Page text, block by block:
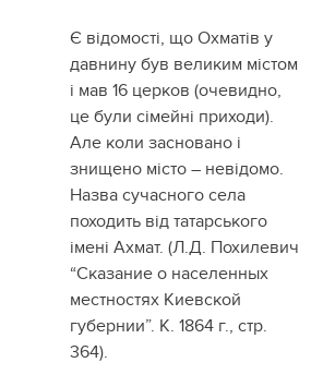
Є відомості, що Охматів у
давнину був великим містом
і мав 16 церков (очевидно,
це були сімейні приходи).
Але коли засновано і
знищено місто – невідомо.
Назва сучасного села
походить від татарського
імені Ахмат. (Л.Д. Похилевич
“Сказание о населенных
местностях Киевской
губернии”. К. 1864 г., стр.
364).